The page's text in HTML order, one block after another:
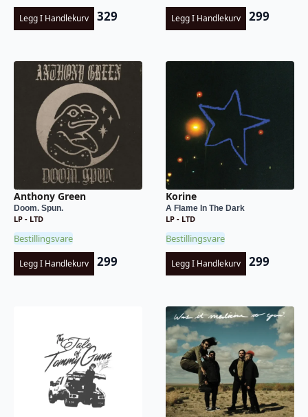
Legg I Handlekurv 329 Legg I Handlekurv 299
Anthony Green
Doom. Spun.
LP - LTD
Bestillingsvare
Legg I Handlekurv 299
Korine
A Flame In The Dark
LP - LTD
Bestillingsvare
Legg I Handlekurv 299